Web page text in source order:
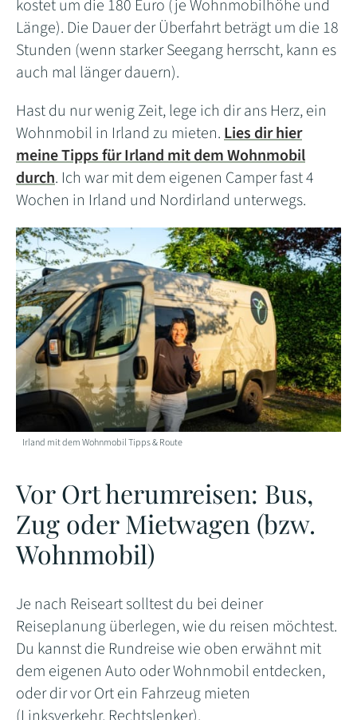
kostet um die 180 Euro (je Wohnmobilhöhe und
Länge). Die Dauer der Überfahrt beträgt um die 18
Stunden (wenn starker Seegang herrscht, kann es
auch mal länger dauern).
Hast du nur wenig Zeit, lege ich dir ans Herz, ein
Wohnmobil in Irland zu mieten.Lies dir hier
meine Tipps für Irland mit dem Wohnmobil
durch. Ich war mit dem eigenen Camper fast 4
Wochen in Irland und Nordirland unterwegs.
Irland mit dem Wohnmobil Tipps & Route
Vor Ort herumreisen: Bus,
Zug oder Mietwagen (bzw.
Wohnmobil)
Je nach Reiseart solltest du bei deiner
Reiseplanung überlegen, wie du reisen möchtest.
Du kannst die Rundreise wie oben erwähnt mit
dem eigenen Auto oder Wohnmobil entdecken,
oder dir vor Ort ein Fahrzeug mieten